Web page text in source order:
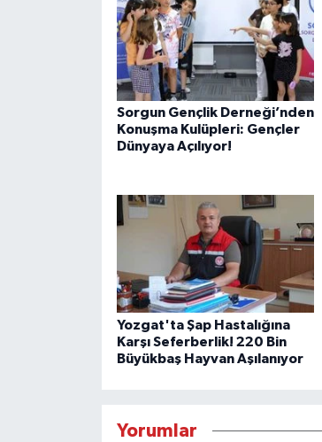
Sorgun Gençlik Derneği’nden
Konuşma Kulüpleri: Gençler
Dünyaya Açılıyor!
Yozgat'ta Şap Hastalığına
Karşı Seferberlik! 220 Bin
Büyükbaş Hayvan Aşılanıyor
Yorumlar